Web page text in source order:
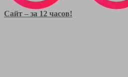
Сайт – за 12 часов!